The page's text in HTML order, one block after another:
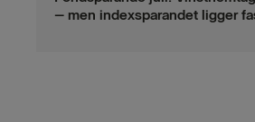
– men indexsparandet ligger